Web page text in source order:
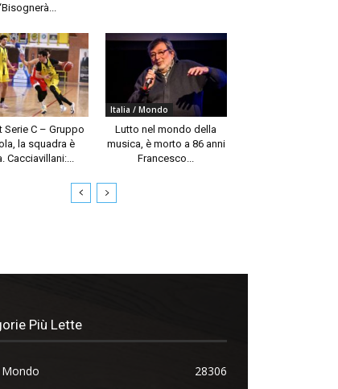
Serie C – Gruppo
la squadra è
Cacciavillani:...
Italia / Mondo
Lutto nel mondo della
musica, è morto a 86 anni
Francesco...
Più Lette
28306